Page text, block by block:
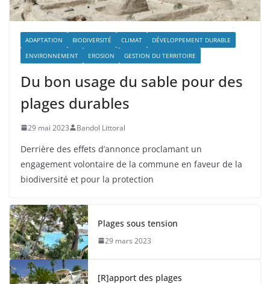
ADAPTATION BIODIVERSITÉ CLIMAT
DÉVELOPPEMENT DURABLE
ENVIRONNEMENT
EROSION GESTION DU TERRITOIRE
Du bon usage du sable pour des
plages durables
29 mai 2023 Bandol Littoral
Derrière des effets d’annonce proclamant un
engagement volontaire de la commune en faveur de la
biodiversité et pour la protection
Plages sous tension
29 mars 2023
[R]apport des plages